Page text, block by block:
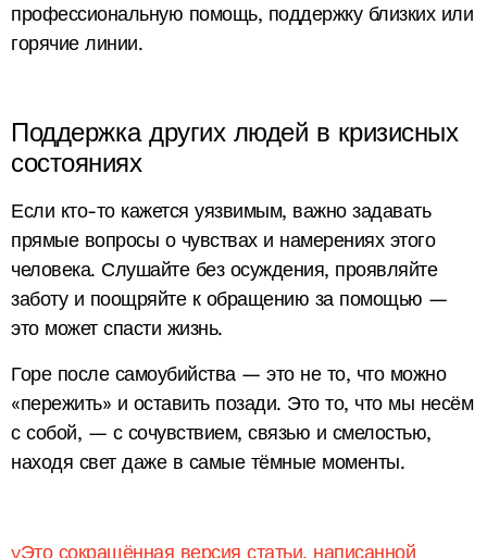
профессиональную помощь, поддержку близких или
горячие линии.
Поддержка других людей в кризисных
состояниях
Если кто-то кажется уязвимым, важно задавать
прямые вопросы о чувствах и намерениях этого
человека. Слушайте без осуждения, проявляйте
заботу и поощряйте к обращению за помощью —
это может спасти жизнь.
Горе после самоубийства — это не то, что можно
«пережить» и оставить позади. Это то, что мы несём
с собой, — с сочувствием, связью и смелостью,
находя свет даже в самые тёмные моменты.
vЭто сокращённая версия статьи, написанной